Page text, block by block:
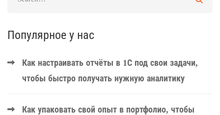
Популярное у нас
Как настраивать отчёты в 1С под свои задачи,
чтобы быстро получать нужную аналитику
Как упаковать свой опыт в портфолио, чтобы